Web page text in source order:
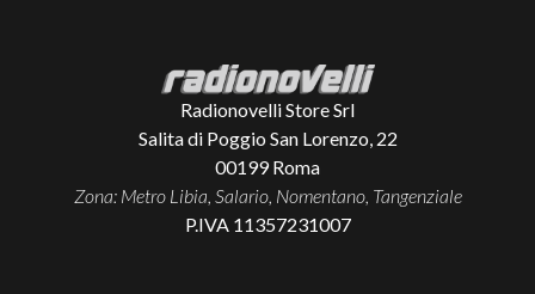
Radionovelli Store Srl
Salita di Poggio San Lorenzo, 22
00199 Roma
Zona: Metro Libia, Salario, Nomentano, Tangenziale
P.IVA 11357231007